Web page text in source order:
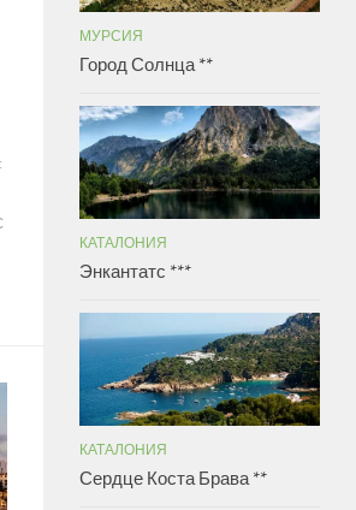
МУРСИЯ
Город Солнца **
КАТАЛОНИЯ
Энкантатс ***
КАТАЛОНИЯ
Сердце Коста Брава **